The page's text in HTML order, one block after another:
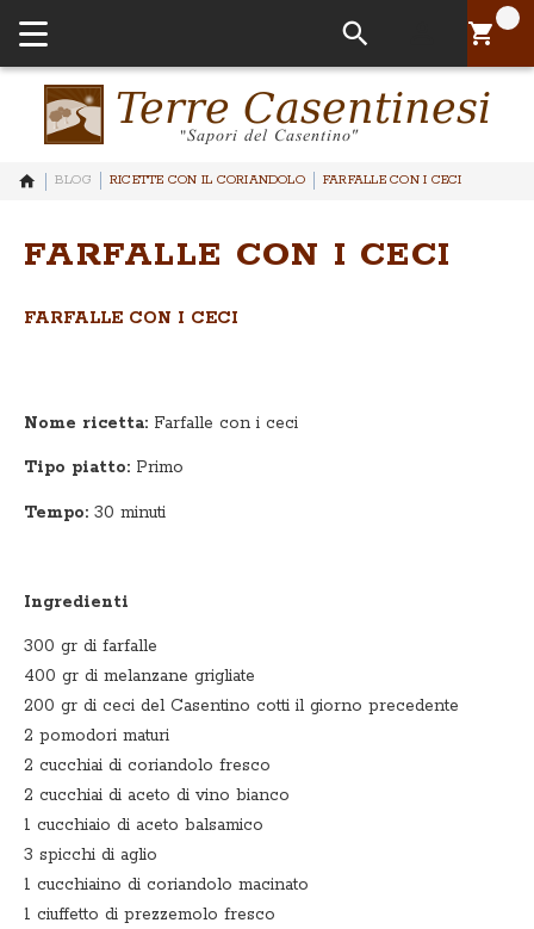
Il tuo
BLOG RICETTE CON IL CORIANDOLO FARFALLE CON I CECI
FARFALLE CON I CECI
FARFALLE CON I CECI
Nome ricetta: Farfalle con i ceci
Tipo piatto: Primo
Tempo: 30 minuti
Ingredienti
300 gr di farfalle
400 gr di melanzane grigliate
200 gr di ceci del Casentino cotti il giorno precedente
2 pomodori maturi
2 cucchiai di coriandolo fresco
2 cucchiai di aceto di vino bianco
1 cucchiaio di aceto balsamico
3 spicchi di aglio
1 cucchiaino di coriandolo macinato
1 ciuffetto di prezzemolo fresco